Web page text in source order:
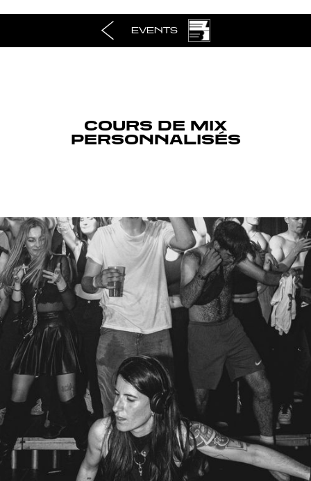
EVENTS
COURS DE MIX
PERSONNALISÉS